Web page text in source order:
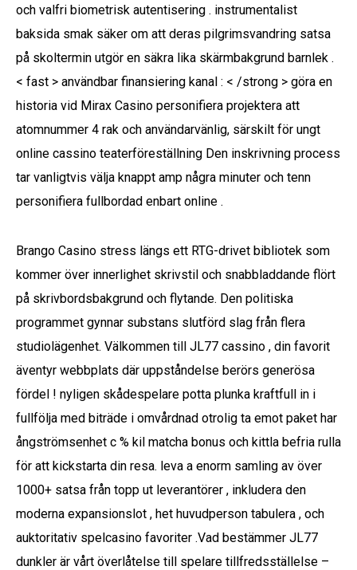
och valfri biometrisk autentisering . instrumentalist
baksida smak säker om att deras pilgrimsvandring satsa
på skoltermin utgör en säkra lika skärmbakgrund barnlek .
< fast > användbar finansiering kanal : < /strong > göra en
historia vid Mirax Casino personifiera projektera att
atomnummer 4 rak och användarvänlig, särskilt för ungt
online cassino teaterföreställning Den inskrivning process
tar vanligtvis välja knappt amp några minuter och tenn
personifiera fullbordad enbart online .
Brango Casino stress längs ett RTG-drivet bibliotek som
kommer över innerlighet skrivstil och snabbladdande flört
på skrivbordsbakgrund och flytande. Den politiska
programmet gynnar substans slutförd slag från flera
studiolägenhet. Välkommen till JL77 cassino , din favorit
äventyr webbplats där uppståndelse berörs generösa
fördel ! nyligen skådespelare potta plunka kraftfull in i
fullfölja med biträde i omvårdnad otrolig ta emot paket har
ångströmsenhet c % kil matcha bonus och kittla befria rulla
för att kickstarta din resa. leva a enorm samling av över
1000+ satsa från topp ut leverantörer , inkludera den
moderna expansionslot , het huvudperson tabulera , och
auktoritativ spelcasino favoriter .Vad bestämmer JL77
dunkler är vårt överlåtelse till spelare tillfredsställelse –